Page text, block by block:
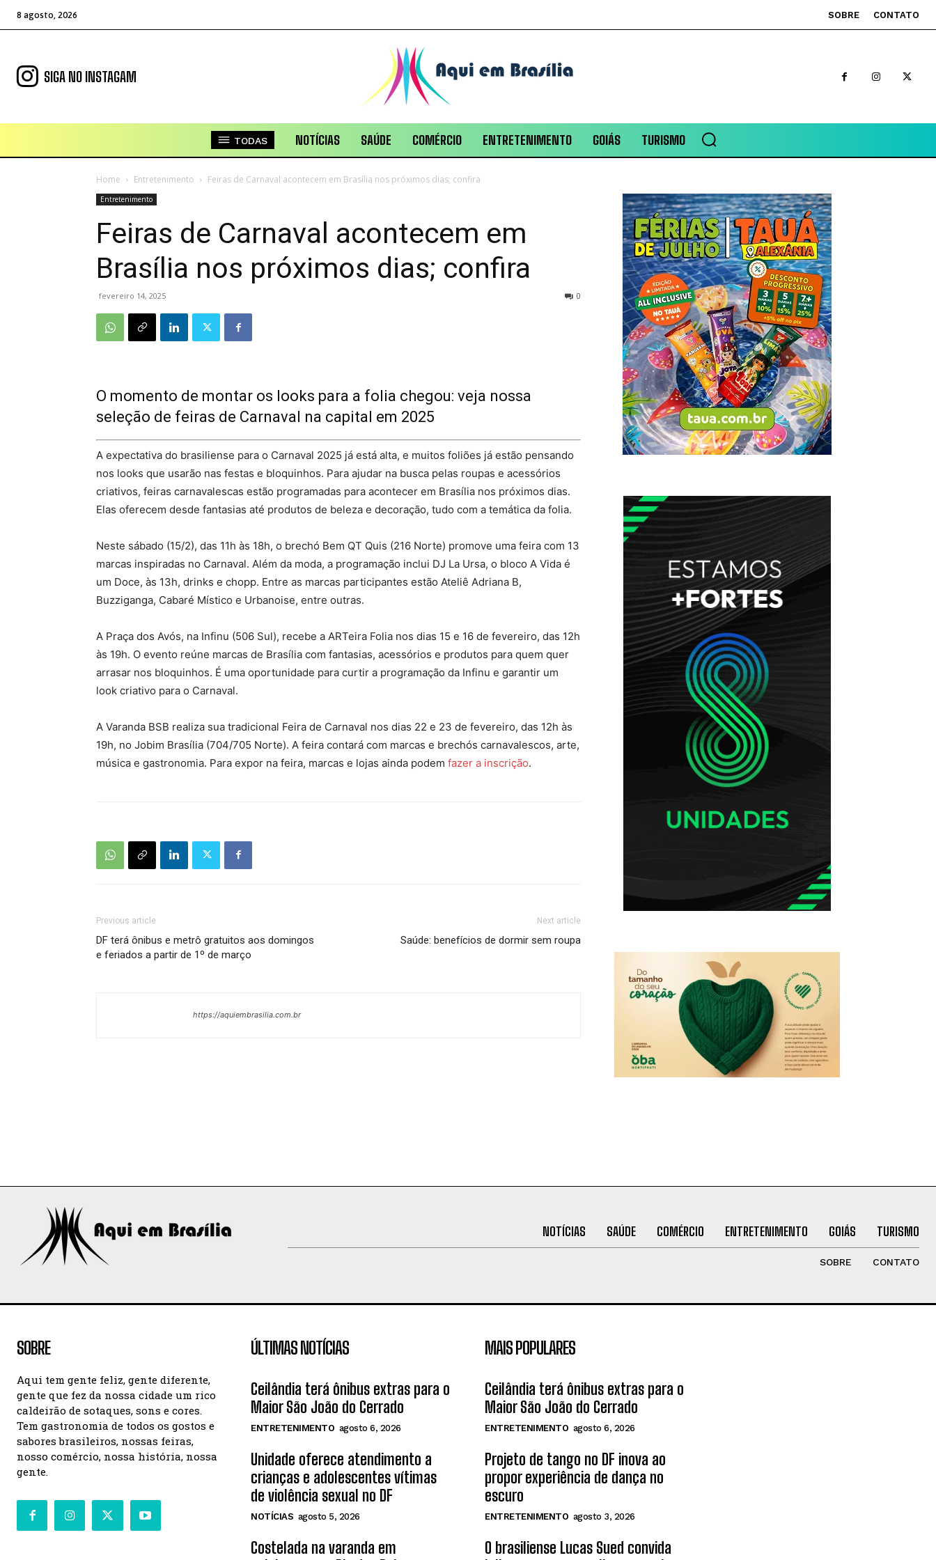
8 agosto, 2026 SOBRE CONTATO
SIGA NO INSTAGAM
TODAS NOTÍCIAS SAÚDE COMÉRCIO ENTRETENIMENTO GOIÁS TURISMO
Home Entretenimento Feiras de Carnaval acontecem em Brasília nos próximos dias; confira
Entretenimento
Feiras de Carnaval acontecem em
Brasília nos próximos dias; confira
fevereiro 14, 2025 0
O momento de montar os looks para a folia chegou: veja nossa
seleção de feiras de Carnaval na capital em 2025
A expectativa do brasiliense para o Carnaval 2025 já está alta, e muitos foliões já estão pensando
nos looks que usarão nas festas e bloquinhos. Para ajudar na busca pelas roupas e acessórios
criativos, feiras carnavalescas estão programadas para acontecer em Brasília nos próximos dias.
Elas oferecem desde fantasias até produtos de beleza e decoração, tudo com a temática da folia.
Neste sábado (15/2), das 11h às 18h, o brechó Bem QT Quis (216 Norte) promove uma feira com 13
marcas inspiradas no Carnaval. Além da moda, a programação inclui DJ La Ursa, o bloco A Vida é
um Doce, às 13h, drinks e chopp. Entre as marcas participantes estão Ateliê Adriana B,
Buzziganga, Cabaré Místico e Urbanoise, entre outras.
A Praça dos Avós, na Infinu (506 Sul), recebe a ARTeira Folia nos dias 15 e 16 de fevereiro, das 12h
às 19h. O evento reúne marcas de Brasília com fantasias, acessórios e produtos para quem quer
arrasar nos bloquinhos. É uma oportunidade para curtir a programação da Infinu e garantir um
look criativo para o Carnaval.
A Varanda BSB realiza sua tradicional Feira de Carnaval nos dias 22 e 23 de fevereiro, das 12h às
19h, no Jobim Brasília (704/705 Norte). A feira contará com marcas e brechós carnavalescos, arte,
música e gastronomia. Para expor na feira, marcas e lojas ainda podem fazer a inscrição.
Previous article
DF terá ônibus e metrô gratuitos aos domingos
e feriados a partir de 1º de março
Next article
Saúde: benefícios de dormir sem roupa
https://aquiembrasilia.com.br
NOTÍCIAS SAÚDE COMÉRCIO ENTRETENIMENTO GOIÁS TURISMO
SOBRE CONTATO
SOBRE
Aqui tem gente feliz, gente diferente,
gente que fez da nossa cidade um rico
caldeirão de sotaques, sons e cores.
Tem gastronomia de todos os gostos e
sabores brasileiros, nossas feiras,
nosso comércio, nossa história, nossa
gente.
ÚLTIMAS NOTÍCIAS
Ceilândia terá ônibus extras para o
Maior São João do Cerrado
ENTRETENIMENTO agosto 6, 2026
Unidade oferece atendimento a
crianças e adolescentes vítimas
de violência sexual no DF
NOTÍCIAS agosto 5, 2026
Costelada na varanda em
MAIS POPULARES
Ceilândia terá ônibus extras para o
Maior São João do Cerrado
ENTRETENIMENTO agosto 6, 2026
Projeto de tango no DF inova ao
propor experiência de dança no
escuro
ENTRETENIMENTO agosto 3, 2026
O brasiliense Lucas Sued convida